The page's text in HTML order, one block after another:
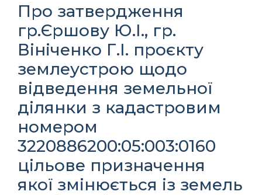
Про затвердження
гр.Єршову Ю.І., гр.
Вініченко Г.І. проєкту
землеустрою щодо
відведення земельної
ділянки з кадастровим
номером
3220886200:05:003:0160
цільове призначення
якої змінюється із земель